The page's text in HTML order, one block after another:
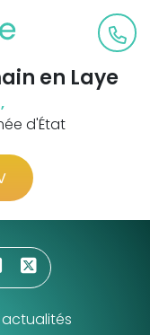
en Laye
d'État
actualités